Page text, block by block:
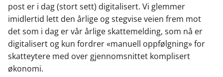
post er i dag (stort sett) digitalisert. Vi glemmer
imidlertid lett den årlige og stegvise veien frem mot
det som i dag er vår årlige skattemelding, som nå er
digitalisert og kun fordrer «manuell oppfølgning» for
skatteytere med over gjennomsnittet komplisert
økonomi.